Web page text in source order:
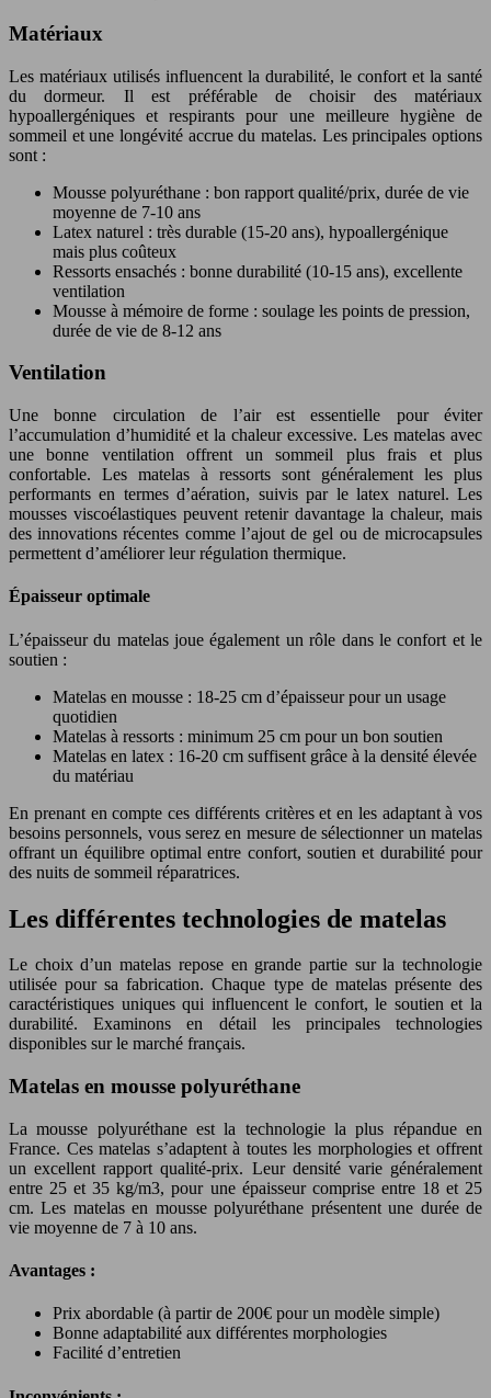
Matériaux
Les matériaux utilisés influencent la durabilité, le confort et la santé
du dormeur. Il est préférable de choisir des matériaux
hypoallergéniques et respirants pour une meilleure hygiène de
sommeil et une longévité accrue du matelas. Les principales options
sont :
Mousse polyuréthane : bon rapport qualité/prix, durée de vie
moyenne de 7-10 ans
Latex naturel : très durable (15-20 ans), hypoallergénique
mais plus coûteux
Ressorts ensachés : bonne durabilité (10-15 ans), excellente
ventilation
Mousse à mémoire de forme : soulage les points de pression,
durée de vie de 8-12 ans
Ventilation
Une bonne circulation de l’air est essentielle pour éviter
l’accumulation d’humidité et la chaleur excessive. Les matelas avec
une bonne ventilation offrent un sommeil plus frais et plus
confortable. Les matelas à ressorts sont généralement les plus
performants en termes d’aération, suivis par le latex naturel. Les
mousses viscoélastiques peuvent retenir davantage la chaleur, mais
des innovations récentes comme l’ajout de gel ou de microcapsules
permettent d’améliorer leur régulation thermique.
Épaisseur optimale
L’épaisseur du matelas joue également un rôle dans le confort et le
soutien :
Matelas en mousse : 18-25 cm d’épaisseur pour un usage
quotidien
Matelas à ressorts : minimum 25 cm pour un bon soutien
Matelas en latex : 16-20 cm suffisent grâce à la densité élevée
du matériau
En prenant en compte ces différents critères et en les adaptant à vos
besoins personnels, vous serez en mesure de sélectionner un matelas
offrant un équilibre optimal entre confort, soutien et durabilité pour
des nuits de sommeil réparatrices.
Les différentes technologies de matelas
Le choix d’un matelas repose en grande partie sur la technologie
utilisée pour sa fabrication. Chaque type de matelas présente des
caractéristiques uniques qui influencent le confort, le soutien et la
durabilité. Examinons en détail les principales technologies
disponibles sur le marché français.
Matelas en mousse polyuréthane
La mousse polyuréthane est la technologie la plus répandue en
France. Ces matelas s’adaptent à toutes les morphologies et offrent
un excellent rapport qualité-prix. Leur densité varie généralement
entre 25 et 35 kg/m3, pour une épaisseur comprise entre 18 et 25
cm. Les matelas en mousse polyuréthane présentent une durée de
vie moyenne de 7 à 10 ans.
Avantages :
Prix abordable (à partir de 200€ pour un modèle simple)
Bonne adaptabilité aux différentes morphologies
Facilité d’entretien